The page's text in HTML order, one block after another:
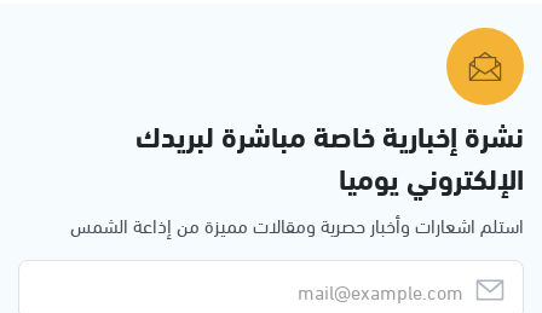
نشرة إخبارية خاصة مباشرة لبريدك
الإلكتروني يوميا
استلم اشعارات وأخبار حصرية ومقالات مميزة من إذاعة الشمس